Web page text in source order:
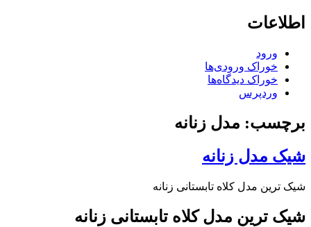
اطلاعات
ورود
خوراک ورودی‌ها
خوراک دیدگاه‌ها
وردپرس
برچسب: مدل زنانه
شیک مدل زنانه
شیک ترین مدل کلاه تابستانی زنانه
شیک ترین مدل کلاه تابستانی زنانه